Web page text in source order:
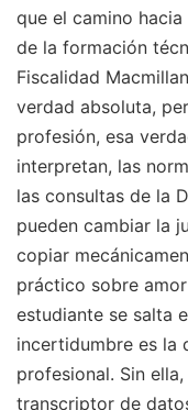
que el camino
de la formación
Fiscalidad
verdad absoluta,
profesión, esa
interpretan, las
las consultas de la
pueden cambiar la
copiar
práctico sobre
estudiante se salta
incertidumbre es la
profesional. Sin
transcriptor de